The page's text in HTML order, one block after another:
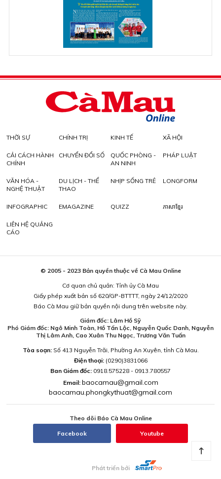
THỜI SỰ CHÍNH TRỊ KINH TẾ XÃ HỘI
CẢI CÁCH HÀNH
CHÍNH
CHUYỂN ĐỔI SỐ
QUỐC PHÒNG -
AN NINH
PHÁP LUẬT
VĂN HÓA -
NGHỆ THUẬT
DU LỊCH - THỂ
THAO
NHỊP SỐNG TRẺ LONGFORM
INFOGRAPHIC EMAGAZINE QUIZZ ភាសាខ្មែរ
LIÊN HỆ QUẢNG
CÁO
© 2005 - 2023 Bản quyền thuộc về Cà Mau Online
Cơ quan chủ quản: Tỉnh ủy Cà Mau
Giấy phép xuất bản số 620/GP-BTTTT, ngày 24/12/2020
Báo Cà Mau giữ bản quyền nội dung trên website này.
Giám đốc: Lâm Hồ Sỹ
Phó Giám đốc: Ngô Minh Toàn, Hồ Tấn Lộc, Nguyễn Quốc Danh, Nguyễn
Thị Lâm Anh, Cao Xuân Thu Ngọc, Trương Văn Tuấn
Tòa soạn:Số 413 Nguyễn Trãi, Phường An Xuyên, tỉnh Cà Mau.
Điện thoại: (0290)3831066
Ban Giám đốc: 0918.575228 - 0913.780557
Email: baocamau@gmail.com
baocamau.phongkythuat@gmail.com
Theo dõi Báo Cà Mau Online
Facebook Youtube
Phát triển bởi